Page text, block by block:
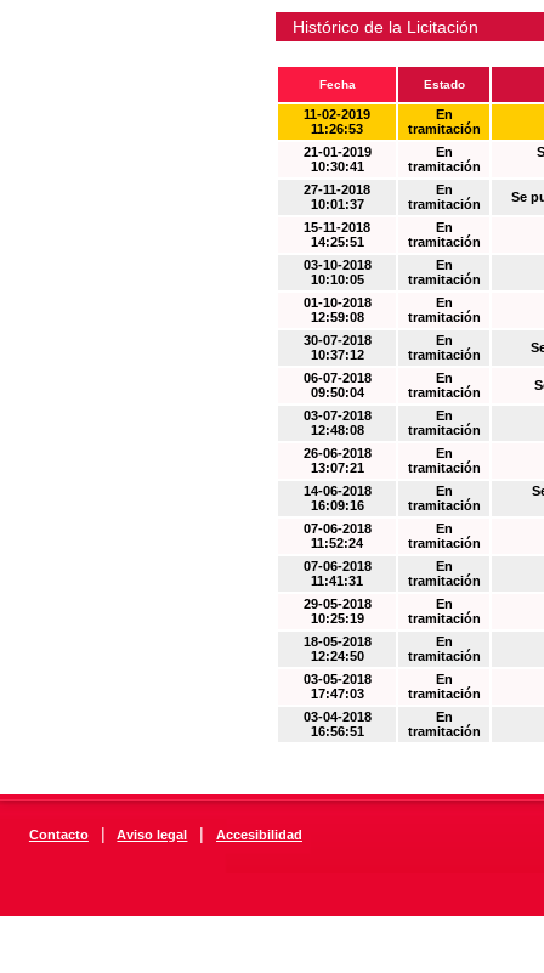
Histórico de la Licitación
Fecha Estado
11-02-2019
11:26:53
En
tramitación
21-01-2019
10:30:41
En
tramitación
27-11-2018
10:01:37
En
tramitación
Se
15-11-2018
14:25:51
En
tramitación
03-10-2018
10:10:05
En
tramitación
01-10-2018
12:59:08
En
tramitación
30-07-2018
10:37:12
En
tramitación
06-07-2018
09:50:04
En
tramitación
03-07-2018
12:48:08
En
tramitación
26-06-2018
13:07:21
En
tramitación
14-06-2018
16:09:16
En
tramitación
07-06-2018
11:52:24
En
tramitación
07-06-2018
11:41:31
En
tramitación
29-05-2018
10:25:19
En
tramitación
18-05-2018
12:24:50
En
tramitación
03-05-2018
17:47:03
En
tramitación
03-04-2018
16:56:51
En
tramitación
Contacto | Aviso legal | Accesibilidad